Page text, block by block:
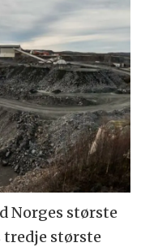
Norges største
tredje største